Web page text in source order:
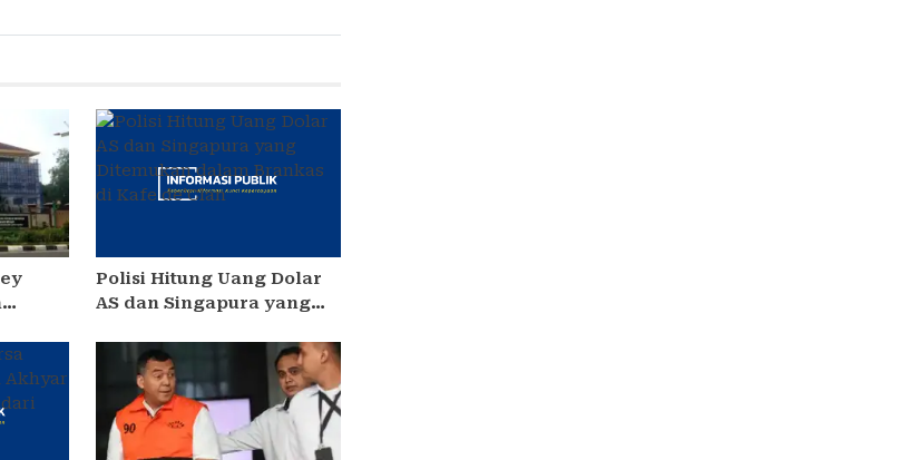
Polisi Hitung Uang Dolar
AS dan Singapura yang
Brankas di Kafe de’Clan